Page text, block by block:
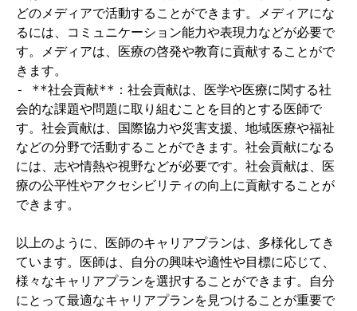
どのメディアで活動することができます。メディアにな
るには、コミュニケーション能力や表現力などが必要で
す。メディアは、医療の啓発や教育に貢献することがで
きます。
- **社会貢献**：社会貢献は、医学や医療に関する社
会的な課題や問題に取り組むことを目的とする医師で
す。社会貢献は、国際協力や災害支援、地域医療や福祉
などの分野で活動することができます。社会貢献になる
には、志や情熱や視野などが必要です。社会貢献は、医
療の公平性やアクセシビリティの向上に貢献することが
できます。
以上のように、医師のキャリアプランは、多様化してき
ています。医師は、自分の興味や適性や目標に応じて、
様々なキャリアプランを選択することができます。自分
にとって最適なキャリアプランを見つけることが重要で